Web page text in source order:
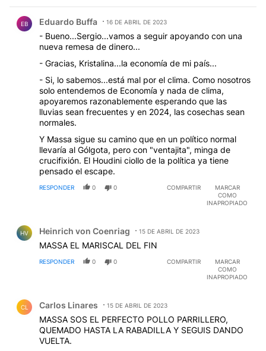
EB Eduardo Buffa 16 DE ABRIL DE 2023
- Bueno...Sergio...vamos a seguir apoyando con una
nueva remesa de dinero...
- Gracias, Kristalina...la economía de mi país...
- Si, lo sabemos...está mal por el clima. Como nosotros
solo entendemos de Economía y nada de clima,
apoyaremos razonablemente esperando que las
lluvias sean frecuentes y en 2024, las cosechas sean
normales.
Y Massa sigue su camino que en un político normal
llevaría al Gólgota, pero con "ventajita", minga de
crucifixión. El Houdini ciollo de la política ya tiene
pensado el escape.
RESPONDER 0 0 COMPARTIR
MARCAR
COMO
INAPROPIADO
HV Heinrich von Coenriag 15 DE ABRIL DE 2023
MASSA EL MARISCAL DEL FIN
RESPONDER 0 0 COMPARTIR
MARCAR
COMO
INAPROPIADO
CL Carlos Linares 15 DE ABRIL DE 2023
MASSA SOS EL PERFECTO POLLO PARRILLERO,
QUEMADO HASTA LA RABADILLA Y SEGUIS DANDO
VUELTA.